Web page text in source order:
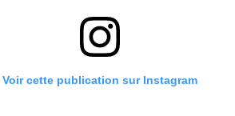
Voir cette publication sur Instagram